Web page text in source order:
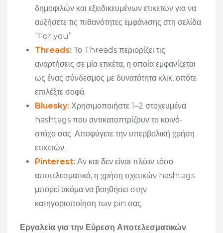
δημοφιλών και εξειδικευμένων ετικετών για να
αυξήσετε τις πιθανότητες εμφάνισης στη σελίδα
“For you”
Threads: Το Threads περιορίζει τις
αναρτήσεις σε μία ετικέτα, η οποία εμφανίζεται
ως ένας σύνδεσμος με δυνατότητα κλικ, οπότε
επιλέξτε σοφά.
Bluesky: Χρησιμοποιήστε 1–2 στοχευμένα
hashtags που αντικατοπτρίζουν το κοινό-
στόχο σας. Αποφύγετε την υπερβολική χρήση
ετικετών.
Pinterest: Αν και δεν είναι πλέον τόσο
αποτελεσματικά, η χρήση σχετικών hashtags
μπορεί ακόμα να βοηθήσει στην
κατηγοριοποίηση των pin σας.
Εργαλεία για την Εύρεση Αποτελεσματικών